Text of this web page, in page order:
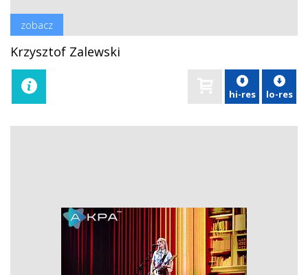
zobacz
Krzysztof Zalewski
hi-res lo-res